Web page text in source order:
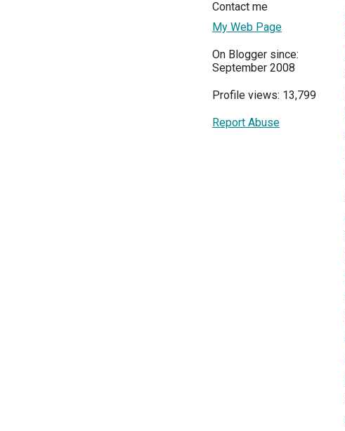
Contact me
My Web Page
On Blogger since:
September 2008
Profile views: 13,799
Report Abuse